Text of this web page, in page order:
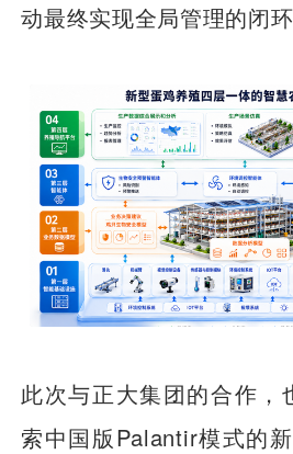
动最终实现全局管理的闭环
此次与正大集团的合作，
索中国版Palantir模式的